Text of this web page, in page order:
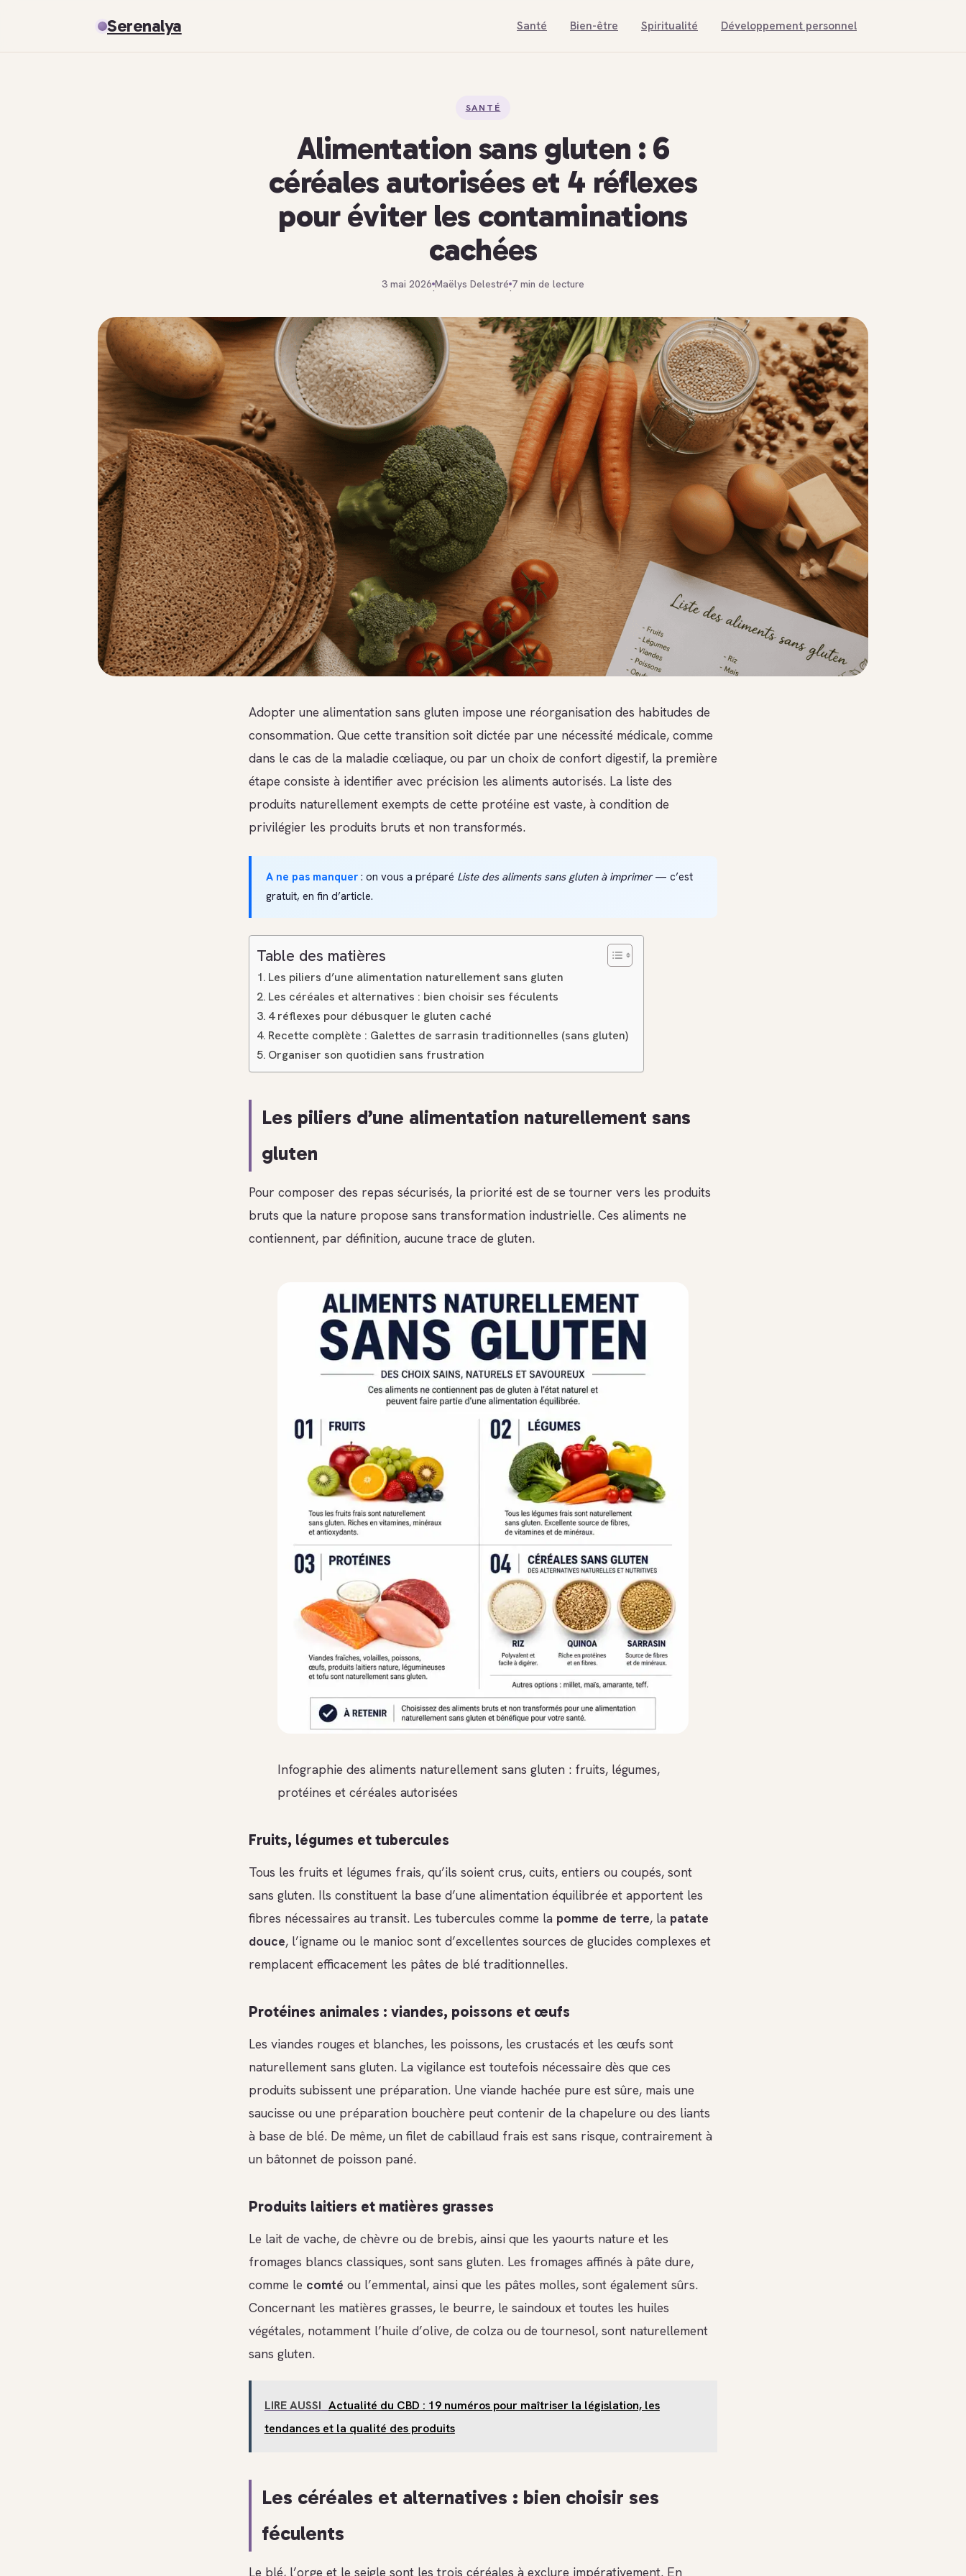
Serenalya Santé Bien-être Spiritualité Développement personnel
SANTÉ
Alimentation sans gluten : 6
céréales autorisées et 4 réflexes
pour éviter les contaminations
cachées
3 mai 2026
·
Maëlys Delestré
·
7 min de lecture
Adopter une alimentation sans gluten impose une réorganisation des habitudes de
consommation. Que cette transition soit dictée par une nécessité médicale, comme
dans le cas de la maladie cœliaque, ou par un choix de confort digestif, la première
étape consiste à identifier avec précision les aliments autorisés. La liste des
produits naturellement exempts de cette protéine est vaste, à condition de
privilégier les produits bruts et non transformés.
A ne pas manquer : on vous a préparé Liste des aliments sans gluten à imprimer— c’est
gratuit, en fin d’article.
Table des matières
Les piliers d’une alimentation naturellement sans gluten
Les céréales et alternatives : bien choisir ses féculents
4 réflexes pour débusquer le gluten caché
Recette complète : Galettes de sarrasin traditionnelles (sans gluten)
Organiser son quotidien sans frustration
Les piliers d’une alimentation naturellement sans
gluten
Pour composer des repas sécurisés, la priorité est de se tourner vers les produits
bruts que la nature propose sans transformation industrielle. Ces aliments ne
contiennent, par définition, aucune trace de gluten.
Infographie des aliments naturellement sans gluten : fruits, légumes,
protéines et céréales autorisées
Fruits, légumes et tubercules
Tous les fruits et légumes frais, qu’ils soient crus, cuits, entiers ou coupés, sont
sans gluten. Ils constituent la base d’une alimentation équilibrée et apportent les
fibres nécessaires au transit. Les tubercules comme la pomme de terre, la patate
douce, l’igname ou le manioc sont d’excellentes sources de glucides complexes et
remplacent efficacement les pâtes de blé traditionnelles.
Protéines animales : viandes, poissons et œufs
Les viandes rouges et blanches, les poissons, les crustacés et les œufs sont
naturellement sans gluten. La vigilance est toutefois nécessaire dès que ces
produits subissent une préparation. Une viande hachée pure est sûre, mais une
saucisse ou une préparation bouchère peut contenir de la chapelure ou des liants
à base de blé. De même, un filet de cabillaud frais est sans risque, contrairement à
un bâtonnet de poisson pané.
Produits laitiers et matières grasses
Le lait de vache, de chèvre ou de brebis, ainsi que les yaourts nature et les
fromages blancs classiques, sont sans gluten. Les fromages affinés à pâte dure,
comme le comté ou l’emmental, ainsi que les pâtes molles, sont également sûrs.
Concernant les matières grasses, le beurre, le saindoux et toutes les huiles
végétales, notamment l’huile d’olive, de colza ou de tournesol, sont naturellement
sans gluten.
LIRE AUSSI Actualité du CBD : 19 numéros pour maîtriser la législation, les
tendances et la qualité des produits
Les céréales et alternatives : bien choisir ses
féculents
Le blé, l’orge et le seigle sont les trois céréales à exclure impérativement. En